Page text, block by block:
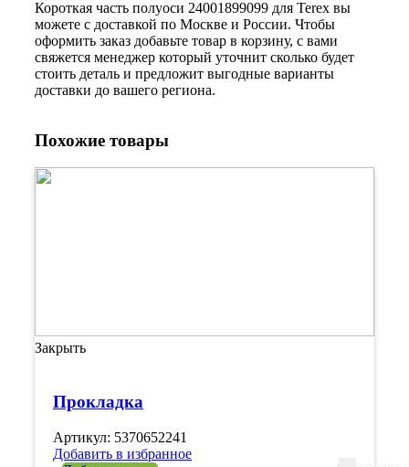
Короткая часть полуоси 24001899099 для Terex вы
можете с доставкой по Москве и России. Чтобы
оформить заказ добавьте товар в корзину, с вами
свяжется менеджер который уточнит сколько будет
стоить деталь и предложит выгодные варианты
доставки до вашего региона.
Похожие товары
Закрыть
Прокладка
Артикул: 5370652241
Добавить в избранное